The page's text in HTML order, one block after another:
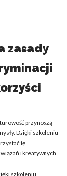
zasady
przynoszą
Dzięki szkoleniu
tę
i kreatywnych
szkoleniu